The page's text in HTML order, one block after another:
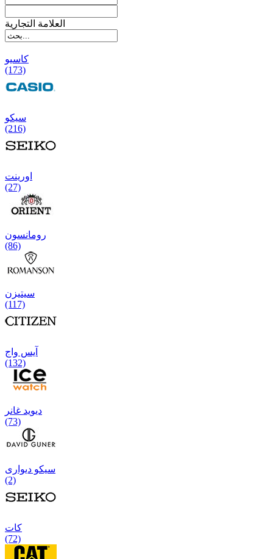
العلامة التجارية
کاسیو
(173)
سیکو
(216)
اورینت
(27)
رومانسون
(86)
سیتیزن
(117)
آیس واج
(132)
دیوید غانر
(73)
سیکو دیواری
(2)
كات
(72)